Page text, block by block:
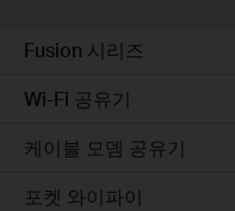
Fusion 시리즈
Wi-Fi 공유기
케이블 모뎀 공유기
포켓 와이파이